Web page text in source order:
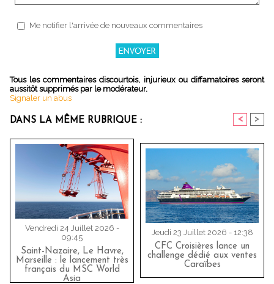
Me notifier l'arrivée de nouveaux commentaires
Tous les commentaires discourtois, injurieux ou diffamatoires seront
aussitôt supprimés par le modérateur.
Signaler un abus
DANS LA MÊME RUBRIQUE : < >
Vendredi 24 Juillet 2026 -
09:45
Saint-Nazaire, Le Havre,
Marseille : le lancement très
français du MSC World
Asia
Jeudi 23 Juillet 2026 - 12:38
CFC Croisières lance un
challenge dédié aux ventes
Caraïbes